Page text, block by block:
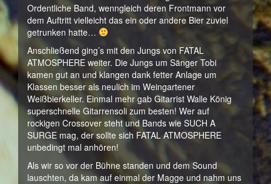
Ordentliche Band, wenngleich deren Frontmann vor
dem Auftritt vielleicht das ein oder andere Bier zuviel
getrunken hatte…
Anschließend ging’s mit den Jungs von FATAL
ATMOSPHERE weiter. Die Jungs um Sänger Tobi
kamen gut an und klangen dank fetter Anlage um
Klassen besser als neulich im Weingartener
Weißbierkeller. Einmal mehr gab Gitarrist Walle König
superschnelle Gitarrensoli zum besten! Wer auf
rockigen Crossover steht und Bands wie SUCH A
SURGE mag, der sollte sich FATAL ATMOSPHERE
unbedingt mal anhören!
Als wir so vor der Bühne standen und dem Sound
lauschten, da kam auf einmal der Magge und nahm uns